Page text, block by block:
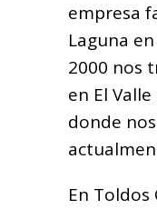
empresa
Laguna
2000 nos
en El
donde
En Toldos